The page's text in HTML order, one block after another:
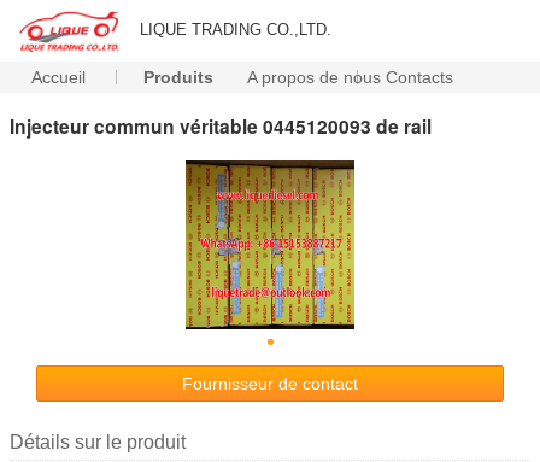
LIQUE TRADING CO.,LTD.
Accueil Produits A propos de nous Contacts
Injecteur commun véritable 0445120093 de rail
Fournisseur de contact
Détails sur le produit